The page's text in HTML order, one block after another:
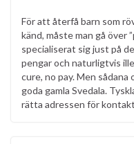
För att återfå barn som
känd, måste man gå över
specialiserat sig just på
pengar och naturligtvis
cure, no pay. Men
goda gamla Svedala.
rätta adressen för